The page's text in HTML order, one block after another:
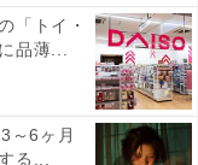
「トイ・
品薄...
～6ヶ月
る...